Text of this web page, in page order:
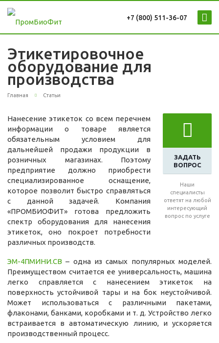
+7 (800) 511-36-07
Этикетировочное
оборудование для
производства
Главная Статьи
ЗАДАТЬ
ВОПРОС
Наши
специалисты
ответят на любой
интересующий
вопрос по услуге
Нанесение этикеток со всем перечнем
информации о товаре является
обязательным условием для
дальнейшей продажи продукции в
розничных магазинах. Поэтому
предприятие должно приобрести
специализированное оснащение,
которое позволит быстро справляться
с данной задачей. Компания
«ПРОМБИОФИТ» готова предложить
спектр оборудования для нанесения
этикеток, оно покроет потребности
различных производств.
ЭМ-4ПМИНИ.СВ – одна из самых популярных моделей.
Преимуществом считается ее универсальность, машина
легко справляется с нанесением этикеток на
поверхность устойчивой тары и на бок неустойчивой.
Может использоваться с различными пакетами,
флаконами, банками, коробками и т. д. Устройство легко
встраивается в автоматическую линию, и ускоряется
производственный процесс.